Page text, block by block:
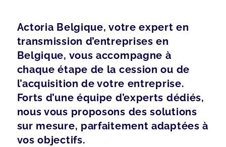
Actoria Belgique, votre expert en
transmission d’entreprises en
Belgique, vous accompagne à
chaque étape de la cession ou de
l’acquisition de votre entreprise.
Forts d’une équipe d’experts dédiés,
nous vous proposons des solutions
sur mesure, parfaitement adaptées à
vos objectifs.